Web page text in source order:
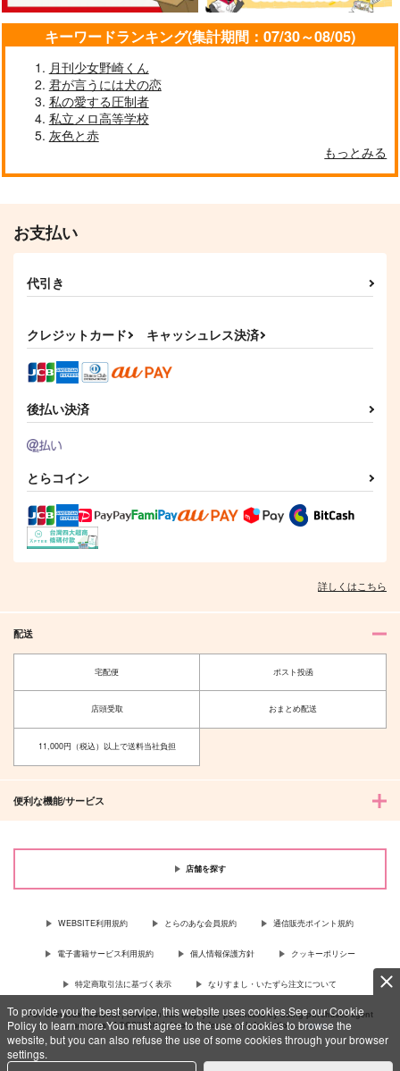
To provide you the best service, this website uses cookies.See our Cookie
Policy to learn more.You must agree to the use of cookies to browse the
website, but you can also refuse the use of some cookies through your browser
settings.
キーワードランキング(集計期間：07/30～08/05)
月刊少女野崎くん
君が言うには犬の恋
私の愛する圧制者
私立メロ高等学校
灰色と赤
もっとみる
お支払い
代引き
クレジットカード キャッシュレス決済
後払い決済
とらコイン
詳しくはこちら
配送
宅配便 ポスト投函
店頭受取 おまとめ配送
11,000円（税込）以上で送料当社負担
便利な機能/サービス
店舗を探す
WEBSITE利用規約 とらのあな会員規約 通信販売ポイント規約
電子書籍サービス利用規約 個人情報保護方針 クッキーポリシー
特定商取引法に基づく表示 なりすまし・いたずら注文について
For Overseas customer, now you can ship your purchases by using purchases agent
services “AOCS”! Click {more…} for more information …more